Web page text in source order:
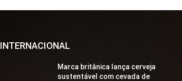
INTERNACIONAL
Marca britânica lança cerveja
sustentável com cevada de